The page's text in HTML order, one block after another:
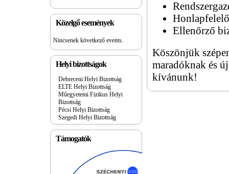
Közelgő események
Nincsenek következő events.
Helyi bizottságok
Debreceni Helyi Bizottság
ELTE Helyi Bizottság
Műegyetemi Fizikus Helyi
Bizottság
Pécsi Helyi Bizottság
Szegedi Helyi Bizottság
Támogatók
Ellenőrző
Köszönjük
maradóknak és
kívánunk!